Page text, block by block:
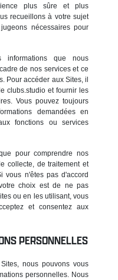
plus sûre et plus
recueillons à votre sujet
nécessaires pour
informations que nous
de nos services et ce
Pour accéder aux Sites, il
clubs.studio et fournir les
Vous pouvez toujours
demandées en
fonctions ou services
pour comprendre nos
collecte, de traitement et
vous n'êtes pas d'accord
choix est de ne pas
ou en les utilisant, vous
et consentez aux
PERSONNELLES
nous pouvons vous
personnelles. Nous